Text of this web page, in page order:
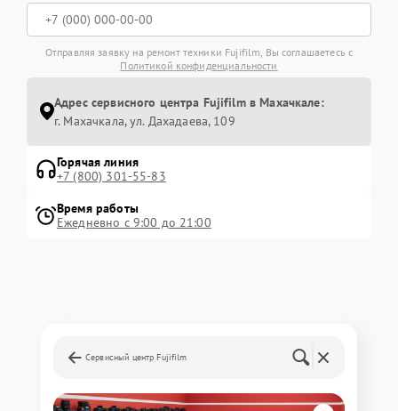
Отправляя заявку на ремонт техники Fujifilm, Вы соглашаетесь с
Политикой конфиденциальности
Адрес сервисного центра Fujifilm в Махачкале:
г. Махачкала, ул. Дахадаева, 109
Горячая линия
+7 (800) 301-55-83
Время работы
Ежедневно с 9:00 до 21:00
Сервисный центр Fujifilm